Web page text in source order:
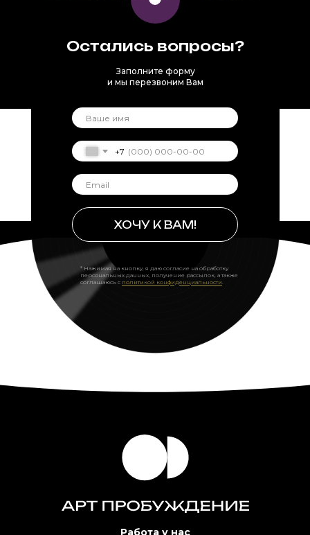
+7
ХОЧУ К ВАМ!
* Нажимая на кнопку, я даю согласие на обработку
персональных данных, получение рассылок, а также
соглашаюсь с политикой конфиденциальности.
Остались вопросы?
Заполните форму
и мы перезвоним Вам